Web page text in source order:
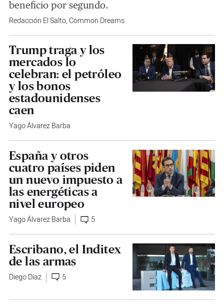
beneficio por segundo.
Redacción El Salto, Common Dreams
Trump traga y los
mercados lo
celebran: el petróleo
y los bonos
estadounidenses
caen
Yago Álvarez Barba
España y otros
cuatro países piden
un nuevo impuesto a
las energéticas a
nivel europeo
Yago Álvarez Barba 5
Escribano, el Inditex
de las armas
Diego Díaz 5